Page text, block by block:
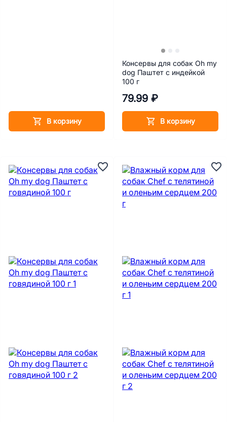
В корзину
Консервы для собак Oh my
dog Паштет с индейкой
100 г
79.99 ₽
В корзину